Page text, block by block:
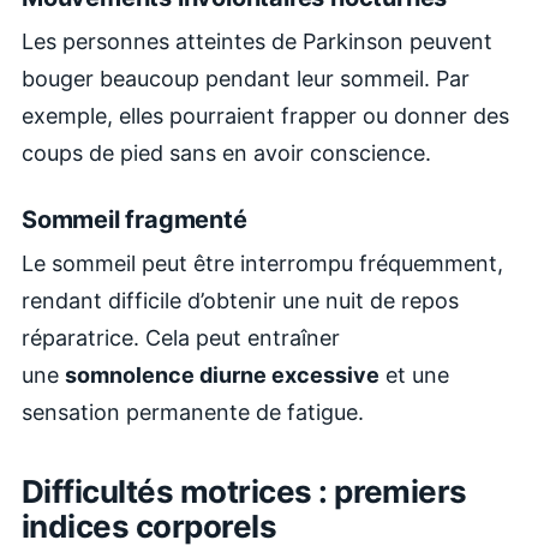
Les personnes atteintes de Parkinson peuvent
bouger beaucoup pendant leur sommeil. Par
exemple, elles pourraient frapper ou donner des
coups de pied sans en avoir conscience.
Sommeil fragmenté
Le sommeil peut être interrompu fréquemment,
rendant difficile d’obtenir une nuit de repos
réparatrice. Cela peut entraîner
une somnolence diurne excessive et une
sensation permanente de fatigue.
Difficultés motrices : premiers
indices corporels